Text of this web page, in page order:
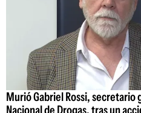
Murió Gabriel Rossi, secretario
Nacional de Drogas, tras un